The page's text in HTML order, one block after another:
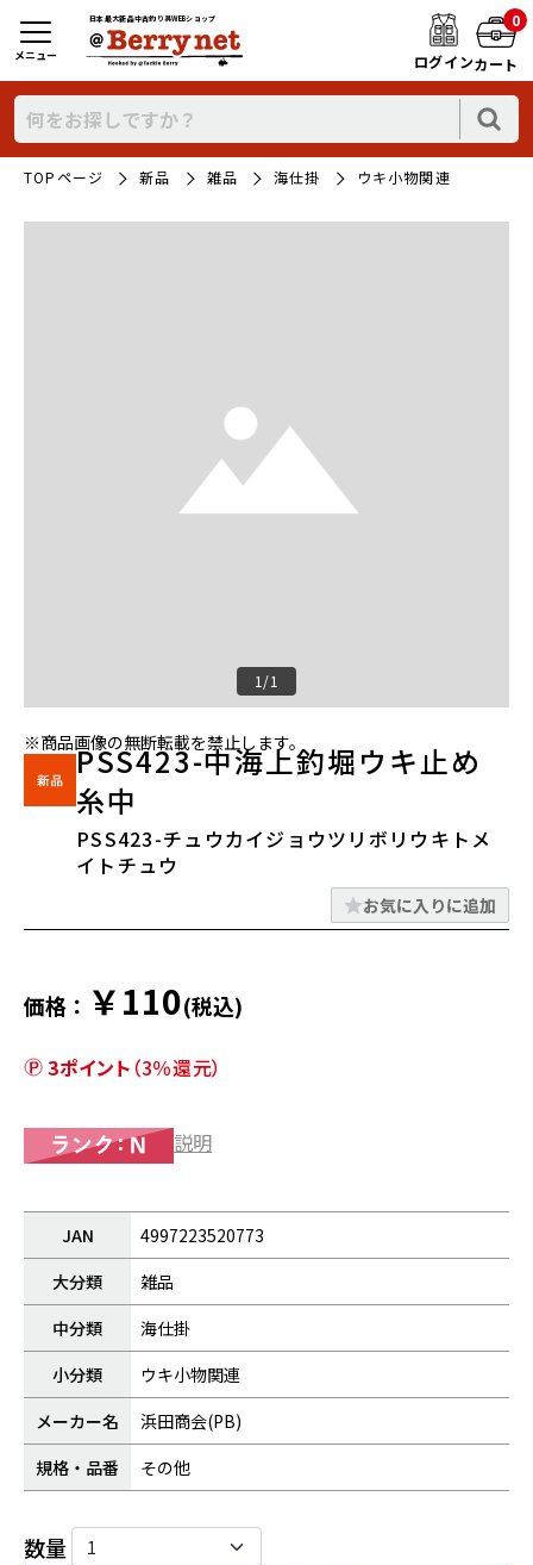
日本最大新品中古釣り具WEBショップ
ログイン
0
カート
メニュー
TOPページ 新品 雑品 海仕掛 ウキ小物関連
1/1
※商品画像の無断転載を禁止します。
PSS423-中海上釣堀ウキ止め
糸中
PSS423-チュウカイジョウツリボリウキトメ
イトチュウ
お気に入りに追加
価格： ￥110(税込)
3ポイント （3％還元）
説明
JAN
4997223520773
大分類
雑品
中分類
海仕掛
小分類
ウキ小物関連
メーカー名
浜田商会(PB)
規格・品番
その他
数量